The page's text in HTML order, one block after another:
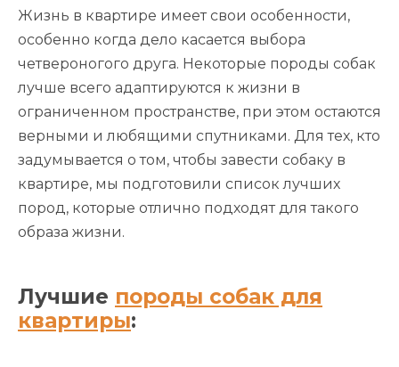
Жизнь в квартире имеет свои особенности,
особенно когда дело касается выбора
четвероногого друга. Некоторые породы собак
лучше всего адаптируются к жизни в
ограниченном пространстве, при этом остаются
верными и любящими спутниками. Для тех, кто
задумывается о том, чтобы завести собаку в
квартире, мы подготовили список лучших
пород, которые отлично подходят для такого
образа жизни.
Лучшие породы собак для
квартиры: